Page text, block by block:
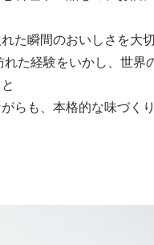
た瞬間のおいしさを大切
た経験をいかし、世界
らも、本格的な味づく